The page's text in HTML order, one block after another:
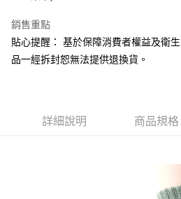
4.訂單成立30分鐘內，如未前往確認交易或
法說明評估內容。
【繳款方式說明】
1.分期款項不併入電信帳單，「大哥付你分
醒簡訊。
【注意事項】
1.本服務係由「台灣大哥大股份有限公司」
2.基於同意付款使用「大哥付你分期」之契
資料（包含姓名、電話或地址）提供予台灣
由本公司與您本人進行分期帳單所需資料之
付款後萊爾富取貨
每筆NT$100，滿NT$2,000(含以上)免
宅配滿2000免運
銷售重點
貼心提醒： 基於保障消費者權益及衛
品一經拆封恕無法提供退換貨。
詳細說明 商品規格